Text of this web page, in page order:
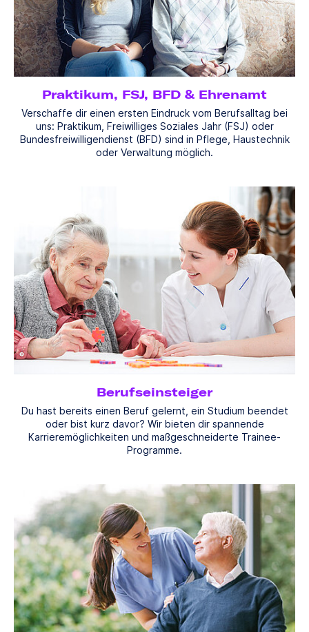
Praktikum, FSJ, BFD & Ehrenamt
Verschaffe dir einen ersten Eindruck vom Berufsalltag bei
uns: Praktikum, Freiwilliges Soziales Jahr (FSJ) oder
Bundesfreiwilligendienst (BFD) sind in Pflege, Haustechnik
oder Verwaltung möglich.
Berufseinsteiger
Du hast bereits einen Beruf gelernt, ein Studium beendet
oder bist kurz davor? Wir bieten dir spannende
Karrieremöglichkeiten und maßgeschneiderte Trainee-
Programme.